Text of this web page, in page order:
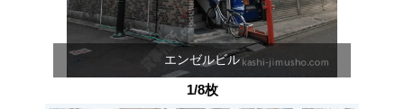
エンゼルビル
1/8枚